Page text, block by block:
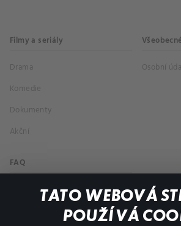
TATO WEBOVÁ
POUŽÍVÁ
Filmy a seriály
Drama
Komedie
Dokumenty
Akční
Osobní
FAQ
Můj účet
Důležité odkazy